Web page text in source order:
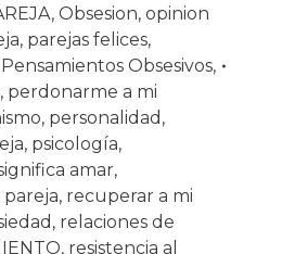
, Obsesion, opinion
, parejas felices,
Pensamientos Obsesivos,
, perdonarme a mi
, personalidad ,
, psicología,
amar,
, recuperar a mi
, relaciones de
, resistencia al